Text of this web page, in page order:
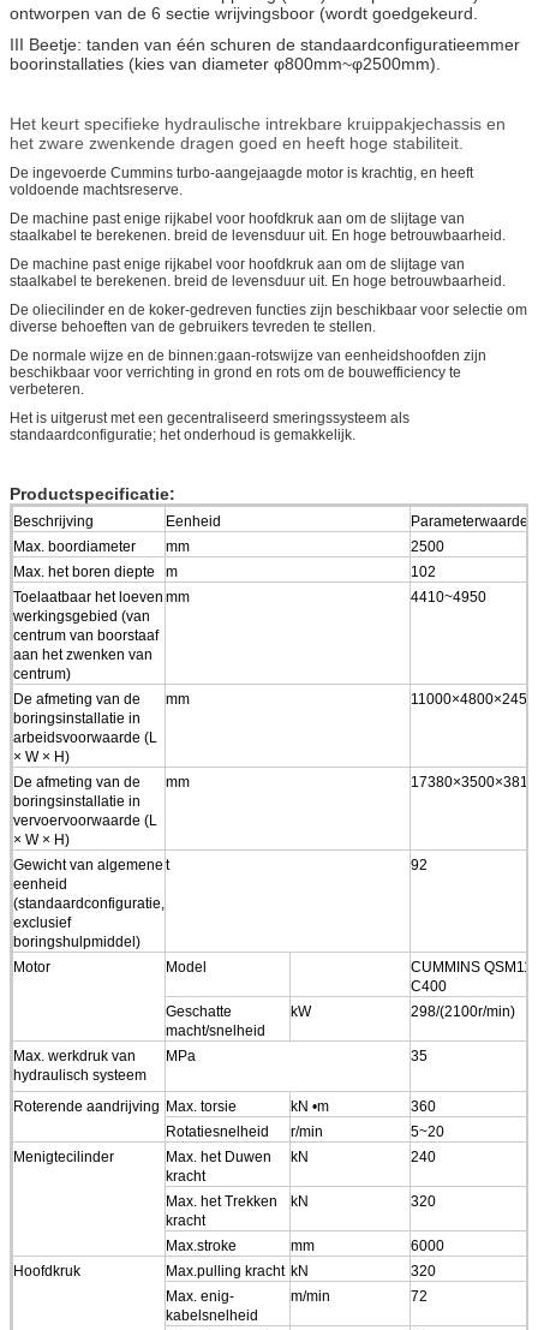
ontworpen van de 6 sectie wrijvingsboor (wordt goedgekeurd.
III Beetje: tanden van één schuren de standaardconfiguratieemmer
boorinstallaties (kies van diameter φ800mm~φ2500mm).
Het keurt specifieke hydraulische intrekbare kruippakjechassis en
het zware zwenkende dragen goed en heeft hoge stabiliteit.
De ingevoerde Cummins turbo-aangejaagde motor is krachtig, en heeft
voldoende machtsreserve.
De machine past enige rijkabel voor hoofdkruk aan om de slijtage van
staalkabel te berekenen. breid de levensduur uit. En hoge betrouwbaarheid.
De machine past enige rijkabel voor hoofdkruk aan om de slijtage van
staalkabel te berekenen. breid de levensduur uit. En hoge betrouwbaarheid.
De oliecilinder en de koker-gedreven functies zijn beschikbaar voor selectie om
diverse behoeften van de gebruikers tevreden te stellen.
De normale wijze en de binnen:gaan-rotswijze van eenheidshoofden zijn
beschikbaar voor verrichting in grond en rots om de bouwefficiency te
verbeteren.
Het is uitgerust met een gecentraliseerd smeringssysteem als
standaardconfiguratie; het onderhoud is gemakkelijk.
Productspecificatie:
Beschrijving Eenheid
Parameterwaarde
Max. boordiameter
mm
2500
Max. het boren diepte
m
102
Toelaatbaar het loeven
werkingsgebied (van
centrum van boorstaaf
aan het zwenken van
centrum)
mm 4410~4950
De afmeting van de
boringsinstallatie in
arbeidsvoorwaarde (L
× W × H)
mm
De afmeting van de
boringsinstallatie in
vervoervoorwaarde (L
× W × H)
mm 17380×3500×3810
Gewicht van algemene
eenheid
(standaardconfiguratie,
exclusief
boringshulpmiddel)
t 92
Motor Model
CUMMINS QSM11-
C400
Geschatte
macht/snelheid
kW 298/(2100r/min)
Max. werkdruk van
hydraulisch systeem
MPa 35
Roterende aandrijving Max. torsie kN •m
360
Rotatiesnelheid
r/min
5~20
Menigtecilinder
Max. het Duwen
kracht
kN 240
Max. het Trekken
kracht
kN 320
Max.stroke mm
6000
Hoofdkruk
Max.pulling kracht kN
320
Max. enig-
kabelsnelheid
m/min 72